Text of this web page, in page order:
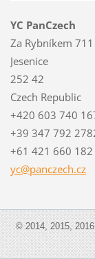
YC PanCzech
Za Rybníkem 711
Jesenice
252 42
Czech Republic
+420 603 740
+39 347 792
+61 421 660 182
yc@panczech.cz
© 2014, 2015,